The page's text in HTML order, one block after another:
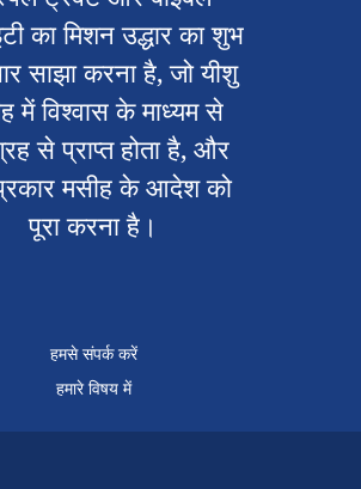
का मिशन उद्धार का शुभ
साझा करना है, जो यीशु
में विश्वास के माध्यम से
से प्राप्त होता है, और
मसीह के आदेश को
पूरा करना है।
हमसे संपर्क करें
हमारे विषय में